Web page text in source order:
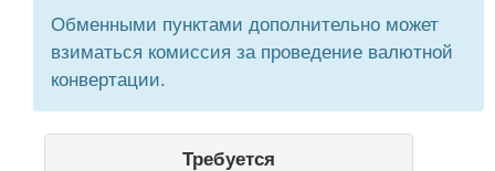
Обменными пунктами дополнительно может
взиматься комиссия за проведение валютной
конвертации.
Требуется